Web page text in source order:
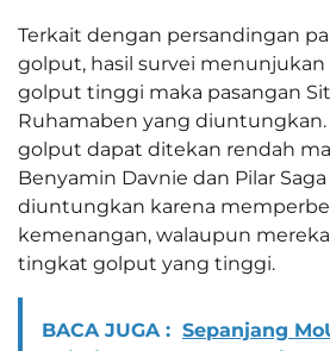
Terkait dengan persandingan
golput, hasil survei
golput tinggi maka pasangan
Ruhamaben yang
golput dapat ditekan rendah
Benyamin Davnie dan Pilar
diuntungkan karena
kemenangan, walaupun
tingkat golput yang tinggi.
BACA JUGA : Sepanjang